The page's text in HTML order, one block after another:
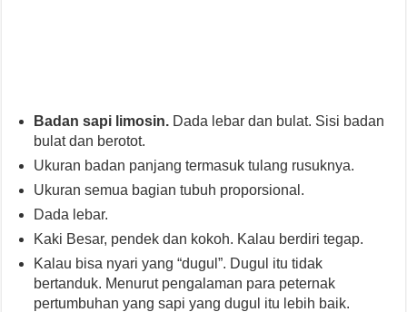
Badan sapi limosin. Dada lebar dan bulat. Sisi badan
bulat dan berotot.
Ukuran badan panjang termasuk tulang rusuknya.
Ukuran semua bagian tubuh proporsional.
Dada lebar.
Kaki Besar, pendek dan kokoh. Kalau berdiri tegap.
Kalau bisa nyari yang “dugul”. Dugul itu tidak
bertanduk. Menurut pengalaman para peternak
pertumbuhan yang sapi yang dugul itu lebih baik.